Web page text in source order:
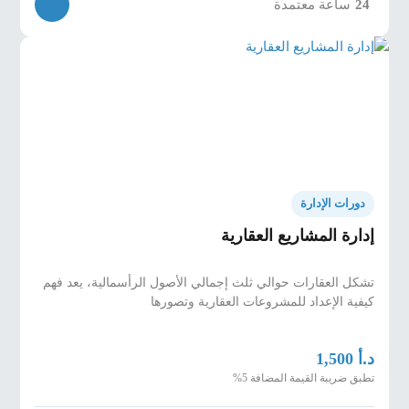
valuation—how much a property is worth. The single
makes is to build value for an investor.
24 ساعة معتمدة
دورات الإدارة
إدارة المشاريع العقارية
تشكل العقارات حوالي ثلث إجمالي الأصول الرأسمالية، يعد فهم
كيفية الإعداد للمشروعات العقارية وتصورها
د.أ 1,500
تطبق ضريبة القيمة المضافة 5%